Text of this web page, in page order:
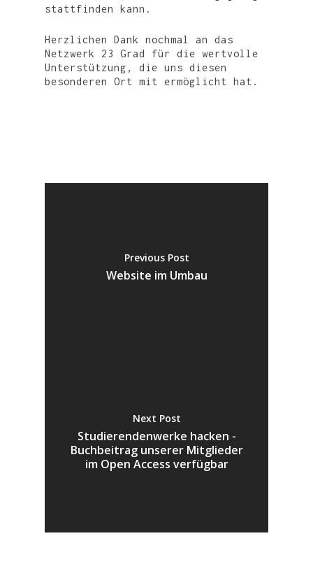
stattfinden kann.
Herzlichen Dank nochmal an das
Netzwerk 23 Grad für die wertvolle
Unterstützung, die uns diesen
besonderen Ort mit ermöglicht hat.
Previous Post
Website im Umbau
Next Post
Studierendenwerke hacken -
Buchbeitrag unserer Mitglieder
im Open Access verfügbar